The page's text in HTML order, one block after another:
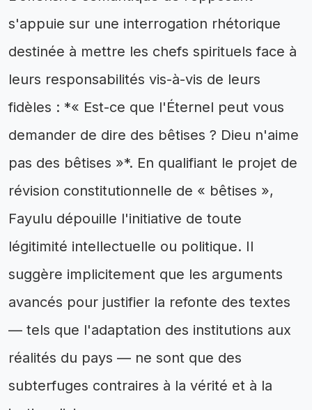
s'appuie sur une interrogation rhétorique
destinée à mettre les chefs spirituels face à
leurs responsabilités vis-à-vis de leurs
fidèles : *« Est-ce que l'Éternel peut vous
demander de dire des bêtises ? Dieu n'aime
pas des bêtises »*. En qualifiant le projet de
révision constitutionnelle de « bêtises »,
Fayulu dépouille l'initiative de toute
légitimité intellectuelle ou politique. Il
suggère implicitement que les arguments
avancés pour justifier la refonte des textes
— tels que l'adaptation des institutions aux
réalités du pays — ne sont que des
subterfuges contraires à la vérité et à la